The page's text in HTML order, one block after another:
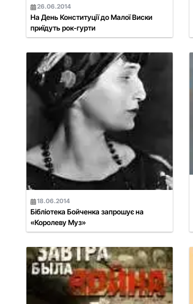
26.06.2014
На День Конституції до Малої Виски
приїдуть рок-гурти
18.06.2014
Бібліотека Бойченка запрошує на
«Королеву Муз»